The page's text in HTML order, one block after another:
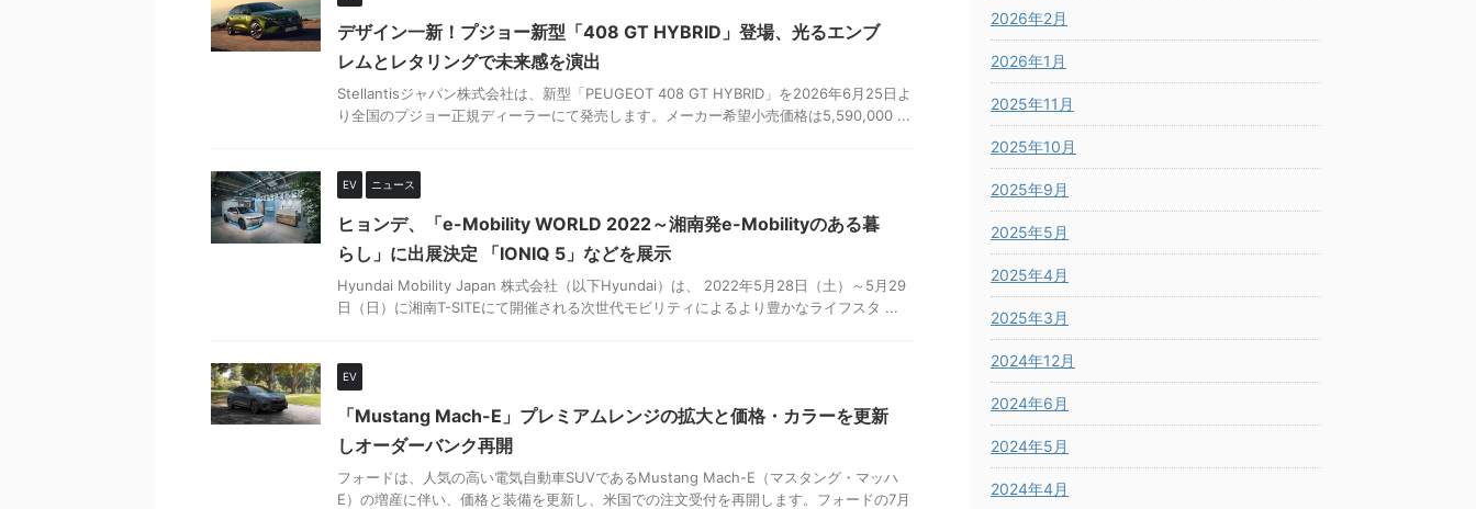
デザイン一新！プジョー新型「408 GT HYBRID」登場、光るエンブ
レムとレタリングで未来感を演出
Stellantisジャパン株式会社は、新型「PEUGEOT 408 GT HYBRID」を2026年6月25日よ
り全国のプジョー正規ディーラーにて発売します。メーカー希望小売価格は5,590,000 ...
EV ニュース
ヒョンデ、「e-Mobility WORLD 2022～湘南発e-Mobilityのある暮
らし」に出展決定 「IONIQ 5」などを展示
Hyundai Mobility Japan 株式会社（以下Hyundai）は、 2022年5月28日（土）～5月29
日（日）に湘南T-SITEにて開催される次世代モビリティによるより豊かなライフスタ ...
EV
「Mustang Mach-E」プレミアムレンジの拡大と価格・カラーを更新
しオーダーバンク再開
フォードは、人気の高い電気自動車SUVであるMustang Mach-E（マスタング・マッハ
E）の増産に伴い、価格と装備を更新し、米国での注文受付を再開します。フォードの7月
2026年2月
2026年1月
2025年11月
2025年10月
2025年9月
2025年5月
2025年4月
2025年3月
2024年12月
2024年6月
2024年5月
2024年4月